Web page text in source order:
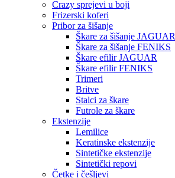
Crazy sprejevi u boji
Frizerski koferi
Pribor za šišanje
Škare za šišanje JAGUAR
Škare za šišanje FENIKS
Škare efilir JAGUAR
Škare efilir FENIKS
Trimeri
Britve
Stalci za škare
Futrole za škare
Ekstenzije
Lemilice
Keratinske ekstenzije
Sintetičke ekstenzije
Sintetički repovi
Četke i češljevi